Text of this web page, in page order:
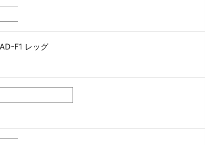
F1 レッグ